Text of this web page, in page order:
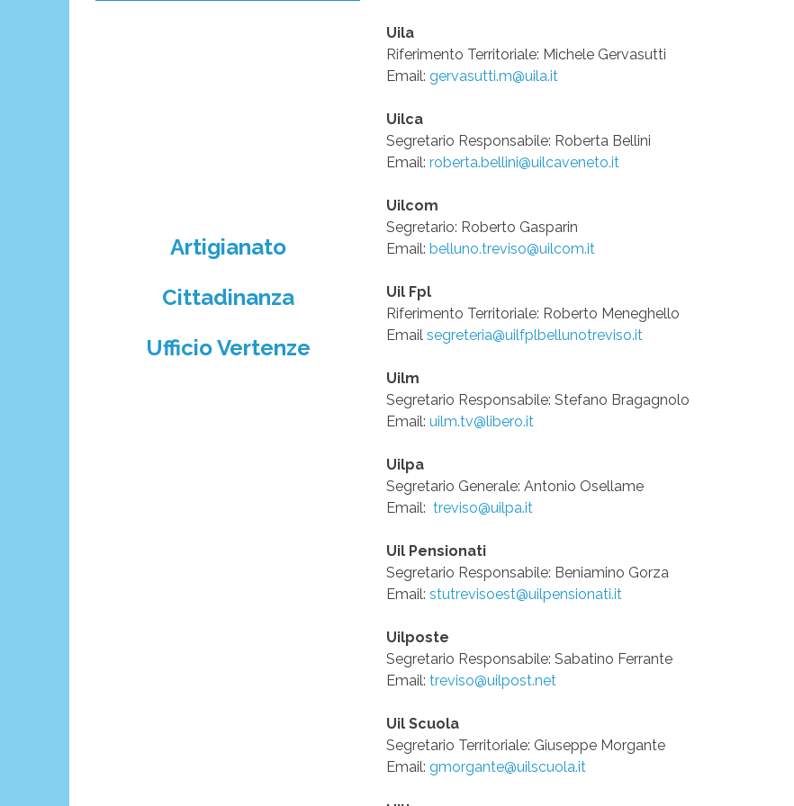
Uila
Riferimento Territoriale: Michele Gervasutti
Email:gervasutti.m@uila.it
Uilca
Segretario Responsabile: Roberta Bellini
Email:roberta.bellini@uilcaveneto.it
Uilcom
Segretario: Roberto Gasparin
Email:belluno.treviso@uilcom.it
Uil Fpl
Riferimento Territoriale: Roberto Meneghello
Emailsegreteria@uilfplbellunotreviso.it
Uilm
Segretario Responsabile: Stefano Bragagnolo
Email:uilm.tv@libero.it
Uilpa
Segretario Generale: Antonio Osellame
Email:treviso@uilpa.it
Uil Pensionati
Segretario Responsabile: Beniamino Gorza
Email:stutrevisoest@uilpensionati.it
Uilposte
Segretario Responsabile: Sabatino Ferrante
Email:treviso@uilpost.net
Uil Scuola
Segretario Territoriale: Giuseppe Morgante
Email:gmorgante@uilscuola.it
Artigianato
Cittadinanza
Ufficio Vertenze